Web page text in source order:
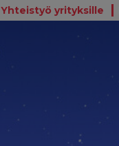
Yhteistyö yrityksille